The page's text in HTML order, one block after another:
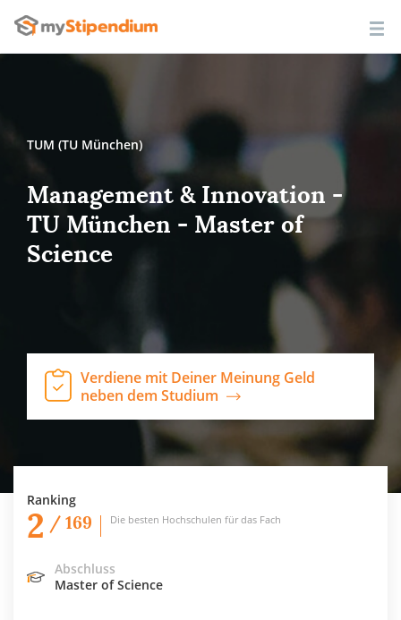
TUM (TU München)
Management & Innovation -
TU München - Master of
Science
Verdiene mit Deiner Meinung Geld
neben dem Studium
Ranking
2 / 169 Die besten Hochschulen für das Fach
Abschluss
Master of Science